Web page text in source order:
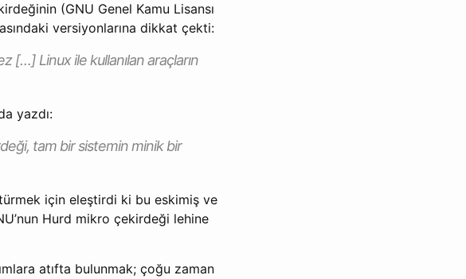
(GNU Genel Kamu Lisansı
versiyonlarına dikkat çekti:
[…] Linux ile kullanılan araçların
yazdı:
tam bir sistemin minik bir
için eleştirdi ki bu eskimiş ve
Hurd mikro çekirdeği lehine
atıfta bulunmak; çoğu zaman